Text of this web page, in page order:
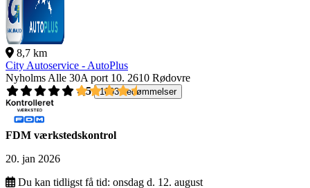
8,7 km
City Autoservice - AutoPlus
Nyholms Alle 30A port 10. 2610 Rødovre
4,5
1093 bedømmelser
FDM værkstedskontrol
20. jan 2026
Du kan tidligst få tid: onsdag d. 12. august